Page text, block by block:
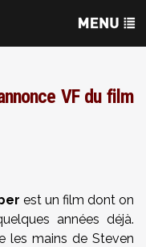
VF du film
est un film dont on
années déjà.
les mains de Steven